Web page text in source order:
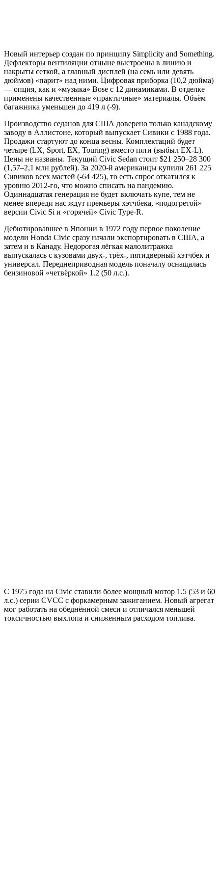
Новый интерьер создан по принципу Simplicity and Something.
Дефлекторы вентиляции отныне выстроены в линию и
накрыты сеткой, а главный дисплей (на семь или девять
дюймов) «парит» над ними. Цифровая приборка (10,2 дюйма)
— опция, как и «музыка» Bose с 12 динамиками. В отделке
применены качественные «практичные» материалы. Объём
багажника уменьшен до 419 л (-9).
Производство седанов для США доверено только канадскому
заводу в Аллистоне, который выпускает Сивики с 1988 года.
Продажи стартуют до конца весны. Комплектаций будет
четыре (LX, Sport, EX, Touring) вместо пяти (выбыл EX-L).
Цены не названы. Текущий Civic Sedan стоит $21 250–28 300
(1,57–2,1 млн рублей). За 2020-й американцы купили 261 225
Сивиков всех мастей (-64 425), то есть спрос откатился к
уровню 2012-го, что можно списать на пандемию.
Одиннадцатая генерация не будет включать купе, тем не
менее впереди нас ждут премьеры хэтчбека, «подогретой»
версии Civic Si и «горячей» Civic Type-R.
Дебютировавшее в Японии в 1972 году первое поколение
модели Honda Civic сразу начали экспортировать в США, а
затем и в Канаду. Недорогая лёгкая малолитражка
выпускалась с кузовами двух-, трёх-, пятидверный хэтчбек и
универсал. Переднеприводная модель поначалу оснащалась
бензиновой «четвёркой» 1.2 (50 л.с.).
С 1975 года на Civic ставили более мощный мотор 1.5 (53 и 60
л.с.) серии CVCC с форкамерным зажиганием. Новый агрегат
мог работать на обеднённой смеси и отличался меньшей
токсичностью выхлопа и сниженным расходом топлива.